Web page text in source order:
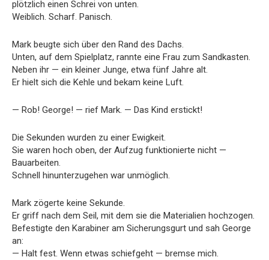
plötzlich einen Schrei von unten.
Weiblich. Scharf. Panisch.
Mark beugte sich über den Rand des Dachs.
Unten, auf dem Spielplatz, rannte eine Frau zum Sandkasten.
Neben ihr — ein kleiner Junge, etwa fünf Jahre alt.
Er hielt sich die Kehle und bekam keine Luft.
— Rob! George! — rief Mark. — Das Kind erstickt!
Die Sekunden wurden zu einer Ewigkeit.
Sie waren hoch oben, der Aufzug funktionierte nicht —
Bauarbeiten.
Schnell hinunterzugehen war unmöglich.
Mark zögerte keine Sekunde.
Er griff nach dem Seil, mit dem sie die Materialien hochzogen.
Befestigte den Karabiner am Sicherungsgurt und sah George
an:
— Halt fest. Wenn etwas schiefgeht — bremse mich.